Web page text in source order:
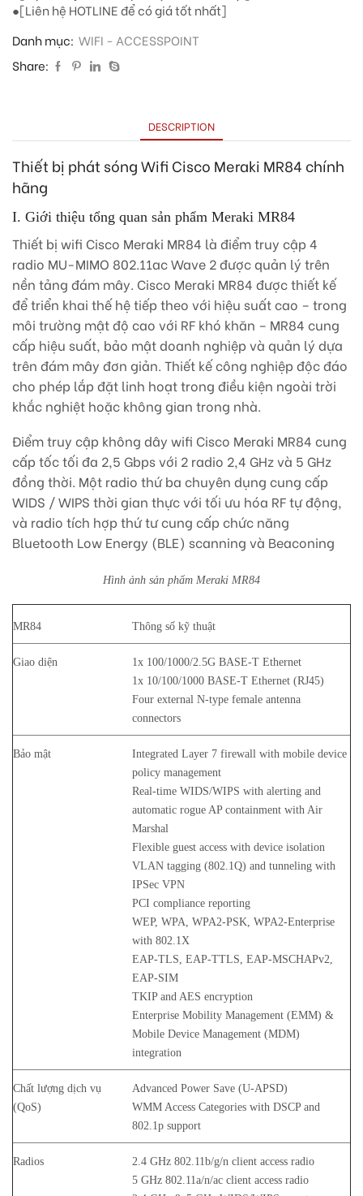
●[Liên hệ HOTLINE để có giá tốt nhất]
Danh mục: WIFI - ACCESSPOINT
Share:
DESCRIPTION
Thiết bị phát sóng Wifi Cisco Meraki MR84 chính
hãng
I. Giới thiệu tổng quan sản phẩm Meraki MR84
Thiết bị wifi Cisco Meraki MR84 là điểm truy cập 4
radio MU-MIMO 802.11ac Wave 2 được quản lý trên
nền tảng đám mây. Cisco Meraki MR84 được thiết kế
để triển khai thế hệ tiếp theo với hiệu suất cao – trong
môi trường mật độ cao với RF khó khăn – MR84 cung
cấp hiệu suất, bảo mật doanh nghiệp và quản lý dựa
trên đám mây đơn giản. Thiết kế công nghiệp độc đáo
cho phép lắp đặt linh hoạt trong điều kiện ngoài trời
khắc nghiệt hoặc không gian trong nhà.
Điểm truy cập không dây wifi Cisco Meraki MR84 cung
cấp tốc tối đa 2,5 Gbps với 2 radio 2,4 GHz và 5 GHz
đồng thời. Một radio thứ ba chuyên dụng cung cấp
WIDS / WIPS thời gian thực với tối ưu hóa RF tự động,
và radio tích hợp thứ tư cung cấp chức năng
Bluetooth Low Energy (BLE) scanning và Beaconing
Hình ảnh sản phẩm Meraki MR84
MR84 Thông số kỹ thuật
Giao diện
1x 100/1000/2.5G BASE-T Ethernet
1x 10/100/1000 BASE-T Ethernet (RJ45)
Four external N-type female antenna
connectors
Bảo mật
Integrated Layer 7 firewall with mobile device
policy management
Real-time WIDS/WIPS with alerting and
automatic rogue AP containment with Air
Marshal
Flexible guest access with device isolation
VLAN tagging (802.1Q) and tunneling with
IPSec VPN
PCI compliance reporting
WEP, WPA, WPA2-PSK, WPA2-Enterprise
with 802.1X
EAP-TLS, EAP-TTLS, EAP-MSCHAPv2,
EAP-SIM
TKIP and AES encryption
Enterprise Mobility Management (EMM) &
Mobile Device Management (MDM)
integration
Chất lượng dịch vụ
(QoS)
Advanced Power Save (U-APSD)
WMM Access Categories with DSCP and
802.1p support
Radios
2.4 GHz 802.11b/g/n client access radio
5 GHz 802.11a/n/ac client access radio